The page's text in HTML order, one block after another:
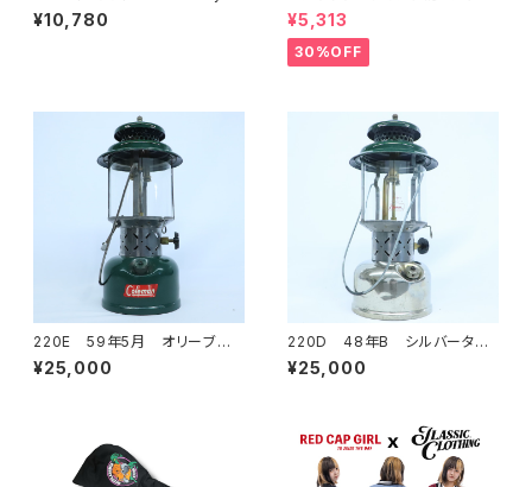
ックシルエット ロゴジップアップ
PK AL25-1105
¥10,780
ツ 622892
¥5,313
30%OFF
220E 59年5月 オリーブグリ
ーン ヴィンテージランタン C
oleman(コールマン) ランプ
¥25,000
220D 48年B シルバータン
ク ヴィンテージランタン Col
eman(コールマン) ランプ
¥25,000